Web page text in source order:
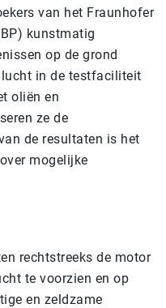
van het Fraunhofer
kunstmatig
op de grond
in de testfaciliteit
oliën en
ze de
de resultaten is het
mogelijke
rechtstreeks de motor
te voorzien en op
en zeldzame